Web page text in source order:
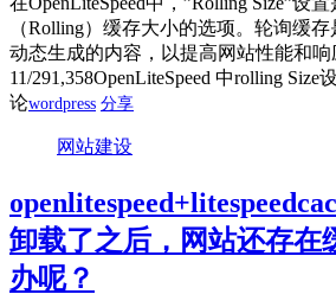
（Rolling）缓存大小的选项。轮询缓
动态生成的内容，以提高网站性能和响
11/291,358OpenLiteSpeed 中rolling Size
论wordpress 分享
网站建设
卸载了之后，网站还存在
办呢？